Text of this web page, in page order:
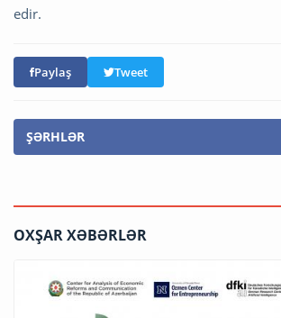
edir.
Paylaş Tweet
ŞƏRHLƏR
OXŞAR XƏBƏRLƏR